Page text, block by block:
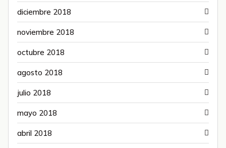
diciembre 2018
noviembre 2018
octubre 2018
agosto 2018
julio 2018
mayo 2018
abril 2018